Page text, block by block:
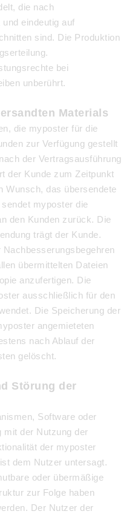
die nach
eindeutig auf
sind. Die Produktion
bei
unberührt.
Materials
die myposter für die
zur Verfügung gestellt
der Vertragsausführung
der Kunde zum Zeitpunkt
Wunsch, das übersendete
myposter die
den Kunden zurück. Die
trägt der Kunde.
übermittelten Dateien
anzufertigen. Die
ausschließlich für den
Die Speicherung der
angemieteten
nach Ablauf der
gelöscht.
Störung der
Software oder
mit der Nutzung der
der myposter
dem Nutzer untersagt.
oder übermäßige
zur Folge haben
Der Nutzer der